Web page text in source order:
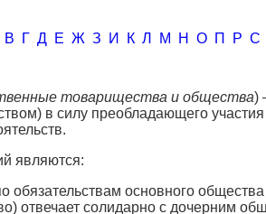
В Г Д Е Ж З И К Л М Н О П Р С
товарищества и общества)
в силу преобладающего
являются:
обязательствам основного
отвечает солидарно с дочерним